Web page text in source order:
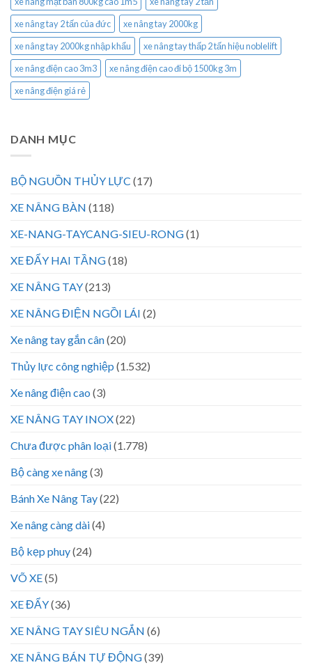
xe nâng tay 2 tấn của đức
xe nâng tay 2000kg
xe nâng tay 2000kg nhập khẩu
xe nâng tay thấp 2 tấn hiệu noblelift
xe nâng điện cao 3m3
xe nâng điện cao đi bộ 1500kg 3m
xe nâng điện giá rẻ
DANH MỤC
BỘ NGUỒN THỦY LỰC (17)
XE NÂNG BÀN (118)
XE-NANG-TAYCANG-SIEU-RONG(1)
XE ĐẨY HAI TẦNG(18)
XE NÂNG TAY(213)
XE NÂNG ĐIỆN NGỒI LÁI (2)
Xe nâng tay gắn cân(20)
Thủy lực công nghiệp (1.532)
Xe nâng điện cao (3)
XE NÂNG TAY INOX(22)
Chưa được phân loại(1.778)
Bộ càng xe nâng(3)
Bánh Xe Nâng Tay(22)
Xe nâng càng dài(4)
Bộ kẹp phuy(24)
VÕ XE(5)
XE ĐẨY(36)
XE NÂNG TAY SIÊU NGẮN (6)
XE NÂNG BÁN TỰ ĐỘNG(39)